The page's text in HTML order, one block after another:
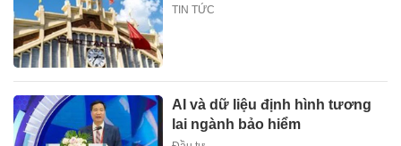
TIN TỨC
AI và dữ liệu định hình tương
lai ngành bảo hiểm